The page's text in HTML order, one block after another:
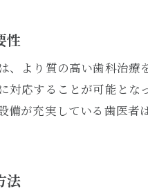
患者の口腔健
歯科衛生士が
性
、より質の高い歯科治
対応することが可能と
備が充実している歯医
法